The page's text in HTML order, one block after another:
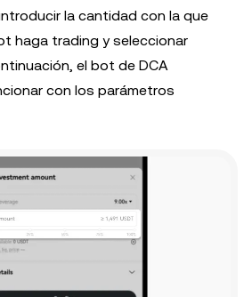
la cantidad con la que
haga trading y seleccionar
el bot de DCA
con los parámetros